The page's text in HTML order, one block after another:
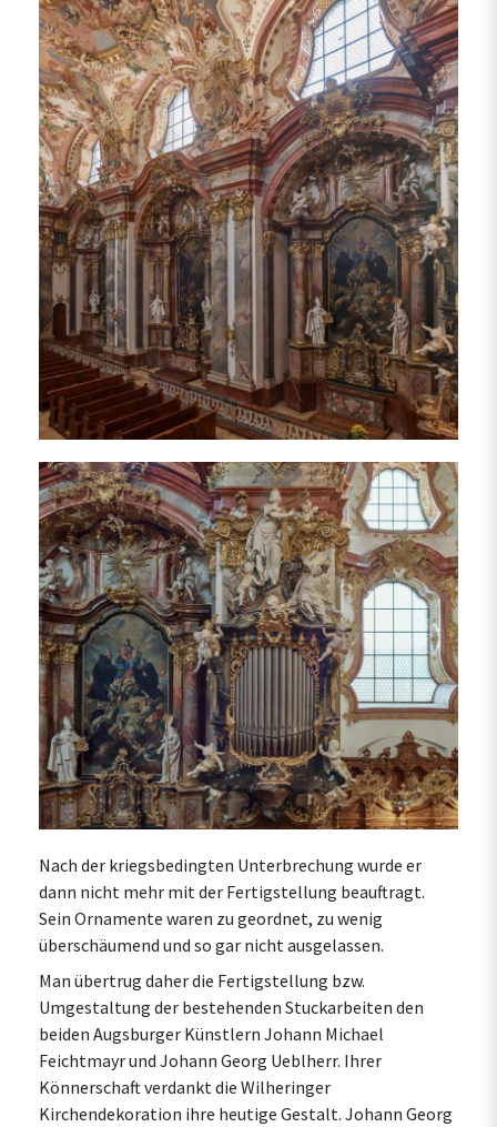
Nach der kriegsbedingten Unterbrechung wurde er
dann nicht mehr mit der Fertigstellung beauftragt.
Sein Ornamente waren zu geordnet, zu wenig
überschäumend und so gar nicht ausgelassen.
Man übertrug daher die Fertigstellung bzw.
Umgestaltung der bestehenden Stuckarbeiten den
beiden Augsburger Künstlern Johann Michael
Feichtmayr und Johann Georg Ueblherr. Ihrer
Könnerschaft verdankt die Wilheringer
Kirchendekoration ihre heutige Gestalt. Johann Georg